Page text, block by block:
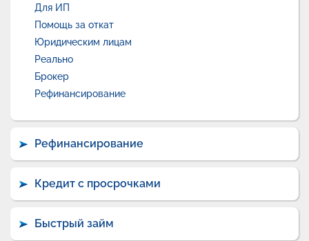
Для ИП
Помощь за откат
Юридическим лицам
Реально
Брокер
Рефинансирование
Рефинансирование
Кредит с просрочками
Быстрый займ